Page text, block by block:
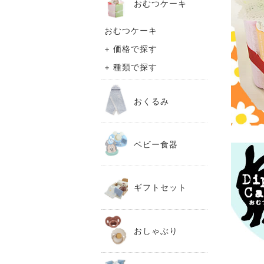
おむつケーキ
おむつケーキ
+ 価格で探す
+ 種類で探す
おくるみ
ベビー食器
ギフトセット
おしゃぶり